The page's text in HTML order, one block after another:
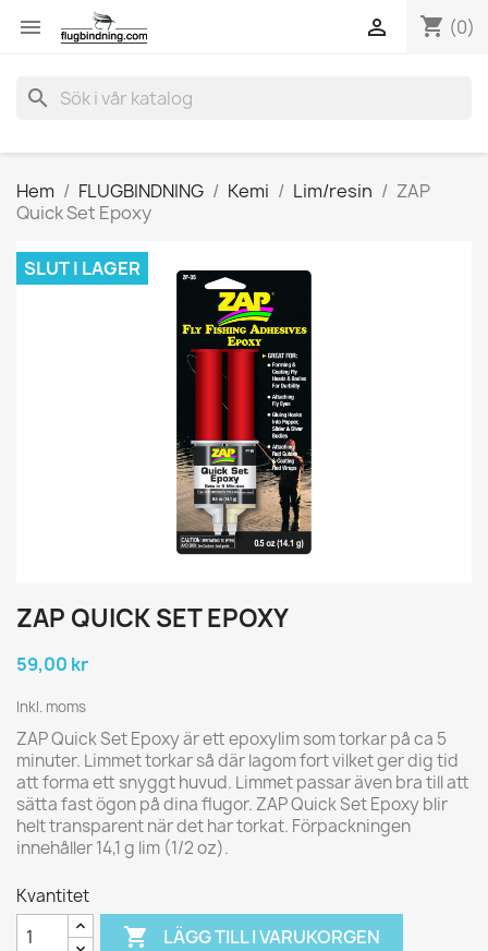
 shopping_cart (0)

search
Hem FLUGBINDNING Kemi Lim/resin
ZAP
Quick Set Epoxy
SLUT I LAGER
ZAP QUICK SET EPOXY
59,00 kr
Inkl. moms
ZAP Quick Set Epoxy är ett epoxylim som torkar på ca 5
minuter. Limmet torkar så där lagom fort vilket ger dig tid
att forma ett snyggt huvud. Limmet passar även bra till att
sätta fast ögon på dina flugor. ZAP Quick Set Epoxy blir
helt transparent när det har torkat. Förpackningen
innehåller 14,1 g lim (1/2 oz).
Kvantitet
 LÄGG TILL I VARUKORGEN